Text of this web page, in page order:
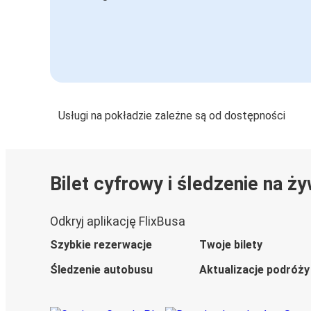
Usługi na pokładzie zależne są od dostępności
Bilet cyfrowy i śledzenie na
Odkryj aplikację FlixBusa
Szybkie rezerwacje
Twoje bilety
Śledzenie autobusu
Aktualizacje podróży